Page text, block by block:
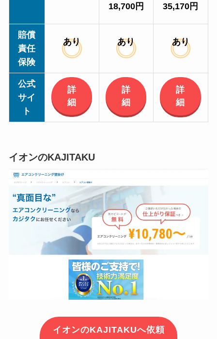
18,700円 35,170円
賠償
責任
保険
あり あり あり
公式
サイ
ト
詳
細
詳
細
詳
細
イオンのKAJITAKU
イオンのKAJITAKUへ依頼